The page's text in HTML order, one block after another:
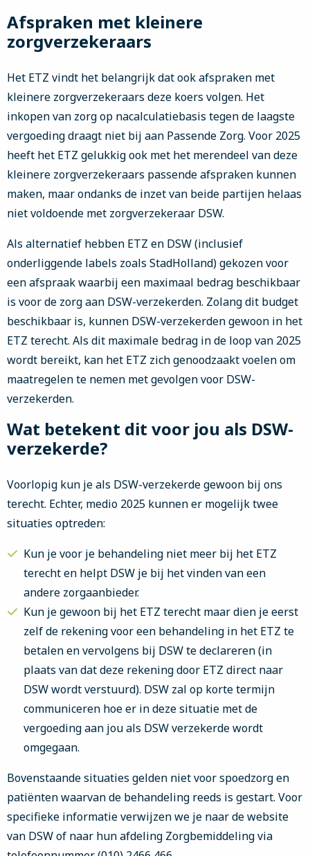
Afspraken met kleinere
zorgverzekeraars
Het ETZ vindt het belangrijk dat ook afspraken met
kleinere zorgverzekeraars deze koers volgen. Het
inkopen van zorg op nacalculatiebasis tegen de laagste
vergoeding draagt niet bij aan Passende Zorg. Voor 2025
heeft het ETZ gelukkig ook met het merendeel van deze
kleinere zorgverzekeraars passende afspraken kunnen
maken, maar ondanks de inzet van beide partijen helaas
niet voldoende met zorgverzekeraar DSW.
Als alternatief hebben ETZ en DSW (inclusief
onderliggende labels zoals StadHolland) gekozen voor
een afspraak waarbij een maximaal bedrag beschikbaar
is voor de zorg aan DSW-verzekerden. Zolang dit budget
beschikbaar is, kunnen DSW-verzekerden gewoon in het
ETZ terecht. Als dit maximale bedrag in de loop van 2025
wordt bereikt, kan het ETZ zich genoodzaakt voelen om
maatregelen te nemen met gevolgen voor DSW-
verzekerden.
Wat betekent dit voor jou als DSW-
verzekerde?
Voorlopig kun je als DSW-verzekerde gewoon bij ons
terecht. Echter, medio 2025 kunnen er mogelijk twee
situaties optreden:
Kun je voor je behandeling niet meer bij het ETZ
terecht en helpt DSW je bij het vinden van een
andere zorgaanbieder.
Kun je gewoon bij het ETZ terecht maar dien je eerst
zelf de rekening voor een behandeling in het ETZ te
betalen en vervolgens bij DSW te declareren (in
plaats van dat deze rekening door ETZ direct naar
DSW wordt verstuurd). DSW zal op korte termijn
communiceren hoe er in deze situatie met de
vergoeding aan jou als DSW verzekerde wordt
omgegaan.
Bovenstaande situaties gelden niet voor spoedzorg en
patiënten waarvan de behandeling reeds is gestart. Voor
specifieke informatie verwijzen we je naar de website
van DSW of naar hun afdeling Zorgbemiddeling via